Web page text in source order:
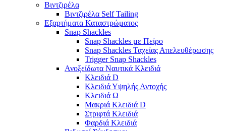
Βιντζιρέλα
Βιντζιρέλα Self Tailing
Εξαρτήματα Καταστρώματος
Snap Shackles
Snap Shackles με Πείρο
Snap Shackles Ταχείας Απελευθέρωσης
Trigger Snap Shackles
Ανοξείδωτα Ναυτικά Κλειδιά
Κλειδιά D
Κλειδιά Υψηλής Αντοχής
Κλειδιά Ω
Μακριά Κλειδιά D
Στριφτά Κλειδιά
Φαρδιά Κλειδιά